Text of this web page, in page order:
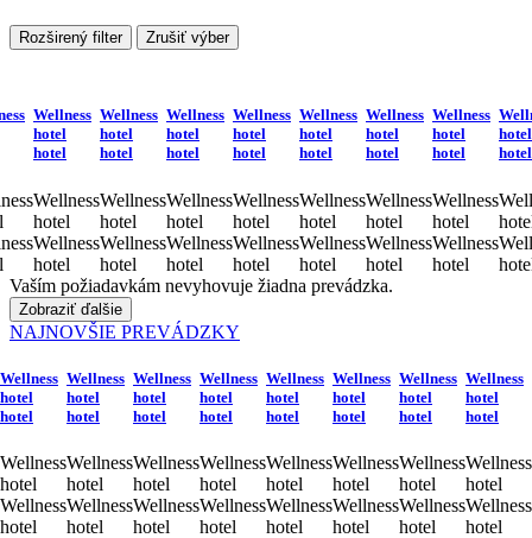
Rozširený filter Zrušiť výber
Wellness
hotel
hotel
Wellness
hotel
Wellness
hotel
Wellness
hotel
hotel
Wellness
hotel
Wellness
hotel
Wellness
hotel
hotel
Wellness
hotel
Wellness
hotel
Wellness
hotel
hotel
Wellness
hotel
Wellness
hotel
Wellness
hotel
hotel
Wellness
hotel
Wellness
hotel
Wellness
hotel
hotel
Wellness
hotel
Wellness
hotel
Wellness
hotel
hotel
Wellness
hotel
Wellness
hotel
hotel
hotel
Vaším požiadavkám nevyhovuje žiadna prevádzka.
Zobraziť ďalšie
NAJNOVŠIE PREVÁDZKY
Wellness
hotel
hotel
Wellness
hotel
Wellness
hotel
Wellness
hotel
hotel
Wellness
hotel
Wellness
hotel
Wellness
hotel
hotel
Wellness
hotel
Wellness
hotel
Wellness
hotel
hotel
Wellness
hotel
Wellness
hotel
Wellness
hotel
hotel
Wellness
hotel
Wellness
hotel
Wellness
hotel
hotel
Wellness
hotel
Wellness
hotel
Wellness
hotel
hotel
Wellness
hotel
Wellness
hotel
Wellness
hotel
hotel
Wellness
hotel
Wellness
hotel